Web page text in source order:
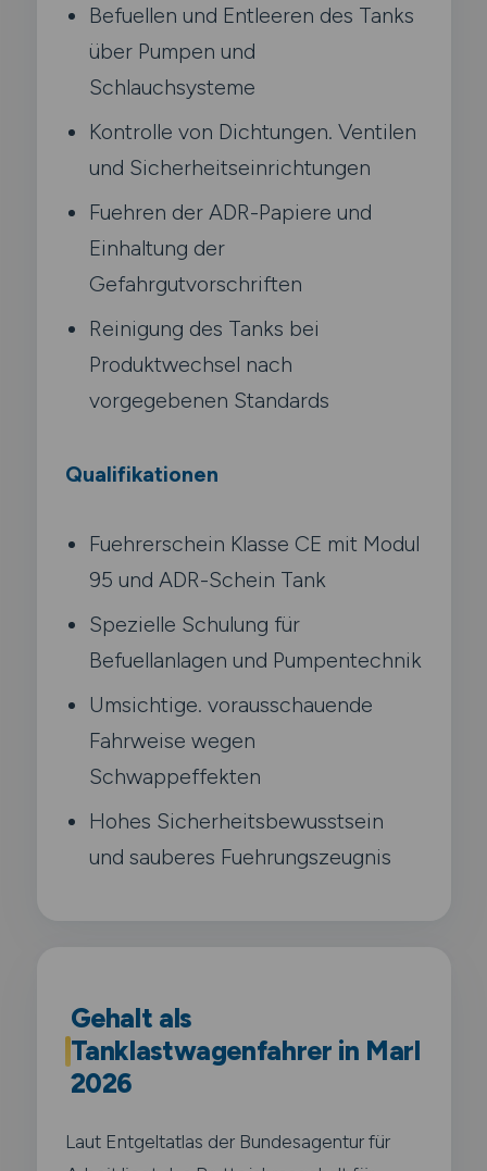
Befuellen und Entleeren des Tanks
über Pumpen und
Schlauchsysteme
Kontrolle von Dichtungen. Ventilen
und Sicherheitseinrichtungen
Fuehren der ADR-Papiere und
Einhaltung der
Gefahrgutvorschriften
Reinigung des Tanks bei
Produktwechsel nach
vorgegebenen Standards
Qualifikationen
Fuehrerschein Klasse CE mit Modul
95 und ADR-Schein Tank
Spezielle Schulung für
Befuellanlagen und Pumpentechnik
Umsichtige. vorausschauende
Fahrweise wegen
Schwappeffekten
Hohes Sicherheitsbewusstsein
und sauberes Fuehrungszeugnis
Gehalt als
Tanklastwagenfahrer in Marl
2026
Laut Entgeltatlas der Bundesagentur für